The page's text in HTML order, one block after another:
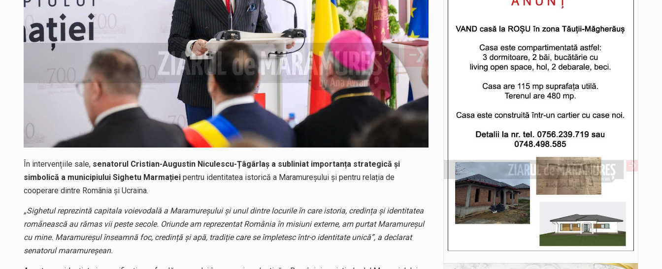
În intervențiile sale, senatorul Cristian-Augustin Niculescu-Țâgârlaș a subliniat importanța strategică și
simbolică a municipiului Sighetu Marmației pentru identitatea istorică a Maramureșului și pentru relația de
cooperare dintre România și Ucraina.
„Sighetul reprezintă capitala voievodală a Maramureșului și unul dintre locurile în care istoria, credința și identitatea
românească au rămas vii peste secole. Oriunde am reprezentat România în misiuni externe, am purtat Maramureșul
cu mine. Maramureșul înseamnă foc, credință și apă, tradiție care se împletesc într-o identitate unică”, a declarat
senatorul maramureșean.